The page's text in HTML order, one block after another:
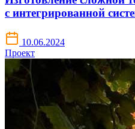
с интегрированной
10.06.2024
Проект